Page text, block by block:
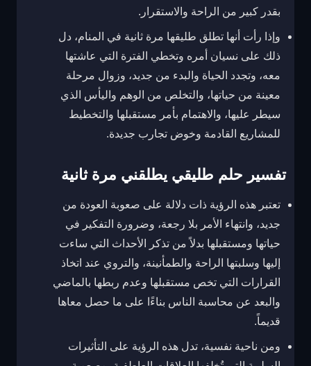
بقدر كبير من الراحة والاستقرار.
وإذا رأت أنها تطلق طليقها مرة ثانية في المنام، دل
ذلك على نسيان أمره وتخطي الفترة التي عاشتها
معه، وتجدد الحياة والبدء من جديد، وزوال مرحلة
معينة من حياتها، والتخلص من الوهم واليأس الذي
سيطر عليها، والاهتمام بأمر مستقبلها والتخطيط
للمشاريع القادمة وخوض تجارب جديدة.
تفسير حلم طليقي يطلقني مرة ثانية
تعتبر هذه الرؤية ذات دلالة على صعوبة العودة من
جديد، وانتهاء الأمر بلا رجعة، وضرورة التفكير في
حياتها ومستقبلها بدلاً من تذكر الأحداث التي ساءت
إليها وسلبتها الراحة والطمأنينة، والتروي عند اتخاذ
القرارات التي تخص مستقبلها وعدم ربطها بالماضي
والبعد عن محاسبة الناس بناءًا على ما حصل معاها
قديماً.
ومن ناحية نفسية، تدل هذه الرؤية على التأثيرات